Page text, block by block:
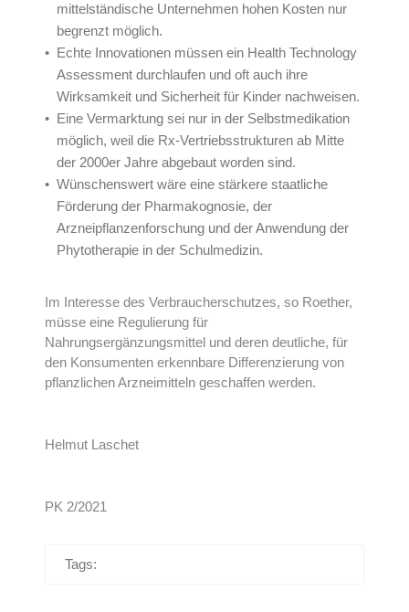
mittelständische Unternehmen hohen Kosten nur
begrenzt möglich.
Echte Innovationen müssen ein Health Technology
Assessment durchlaufen und oft auch ihre
Wirksamkeit und Sicherheit für Kinder nachweisen.
Eine Vermarktung sei nur in der Selbstmedikation
möglich, weil die Rx-Vertriebsstrukturen ab Mitte
der 2000er Jahre abgebaut worden sind.
Wünschenswert wäre eine stärkere staatliche
Förderung der Pharmakognosie, der
Arzneipflanzenforschung und der Anwendung der
Phytotherapie in der Schulmedizin.
Im Interesse des Verbraucherschutzes, so Roether,
müsse eine Regulierung für
Nahrungsergänzungsmittel und deren deutliche, für
den Konsumenten erkennbare Differenzierung von
pflanzlichen Arzneimitteln geschaffen werden.
Helmut Laschet
PK 2/2021
Tags: